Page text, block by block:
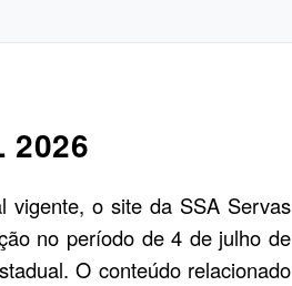
2026
vigente, o site da SSA Servas
no período de 4 de julho de
O conteúdo relacionado